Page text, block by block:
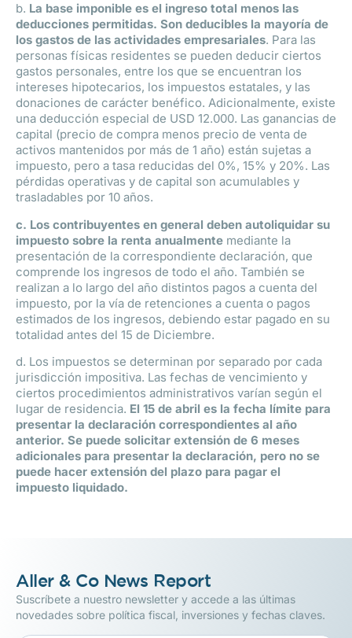
b. La base imponible es el ingreso total menos las
deducciones permitidas. Son deducibles la mayoría de
los gastos de las actividades empresariales. Para las
personas físicas residentes se pueden deducir ciertos
gastos personales, entre los que se encuentran los
intereses hipotecarios, los impuestos estatales, y las
donaciones de carácter benéfico. Adicionalmente, existe
una deducción especial de USD 12.000. Las ganancias de
capital (precio de compra menos precio de venta de
activos mantenidos por más de 1 año) están sujetas a
impuesto, pero a tasa reducidas del 0%, 15% y 20%. Las
pérdidas operativas y de capital son acumulables y
trasladables por 10 años.
c. Los contribuyentes en general deben autoliquidar su
impuesto sobre la renta anualmente mediante la
presentación de la correspondiente declaración, que
comprende los ingresos de todo el año. También se
realizan a lo largo del año distintos pagos a cuenta del
impuesto, por la vía de retenciones a cuenta o pagos
estimados de los ingresos, debiendo estar pagado en su
totalidad antes del 15 de Diciembre.
d. Los impuestos se determinan por separado por cada
jurisdicción impositiva. Las fechas de vencimiento y
ciertos procedimientos administrativos varían según el
lugar de residencia. El 15 de abril es la fecha límite para
presentar la declaración correspondientes al año
anterior. Se puede solicitar extensión de 6 meses
adicionales para presentar la declaración, pero no se
puede hacer extensión del plazo para pagar el
impuesto liquidado.
Aller & Co News Report
Suscríbete a nuestro newsletter y accede a las últimas
novedades sobre política fiscal, inversiones y fechas claves.